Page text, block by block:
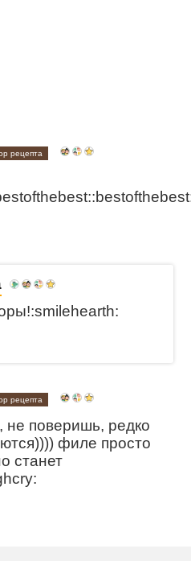
рецепта
рецепта
не поверишь, редко
филе просто
станет